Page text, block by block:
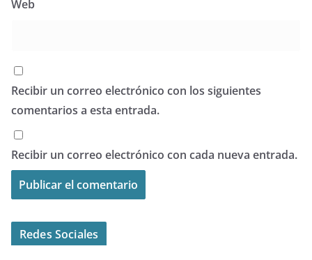
Web
Recibir un correo electrónico con los siguientes
comentarios a esta entrada.
Recibir un correo electrónico con cada nueva entrada.
Redes Sociales